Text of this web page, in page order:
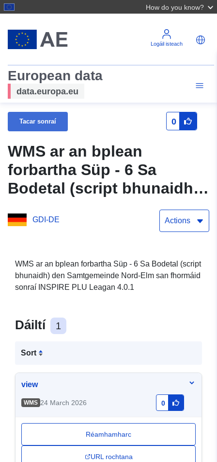
How do you know?
Logáil isteach
European data
data.europa.eu
Tacar sonraí 0
WMS ar an bplean
forbartha Süp - 6 Sa
Bodetal (script bhunaidh)
den Samtgemeinde Nord-
ElmGDI-DE Actions
WMS ar an bplean forbartha Süp - 6 Sa Bodetal (script
bhunaidh) den Samtgemeinde Nord-Elm san fhormáid
sonraí INSPIRE PLU Leagan 4.0.1
Dáiltí 1
Sort
view
WMS 24 March 2026 0
Réamhamharc
URL rochtana